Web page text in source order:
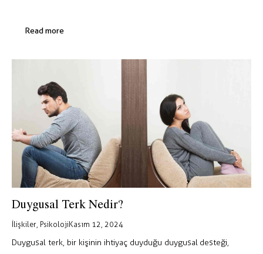
Read more
Duygusal Terk Nedir?
İlişkiler, Psikoloji Kasım 12, 2024
Duygusal terk, bir kişinin ihtiyaç duyduğu duygusal desteği,